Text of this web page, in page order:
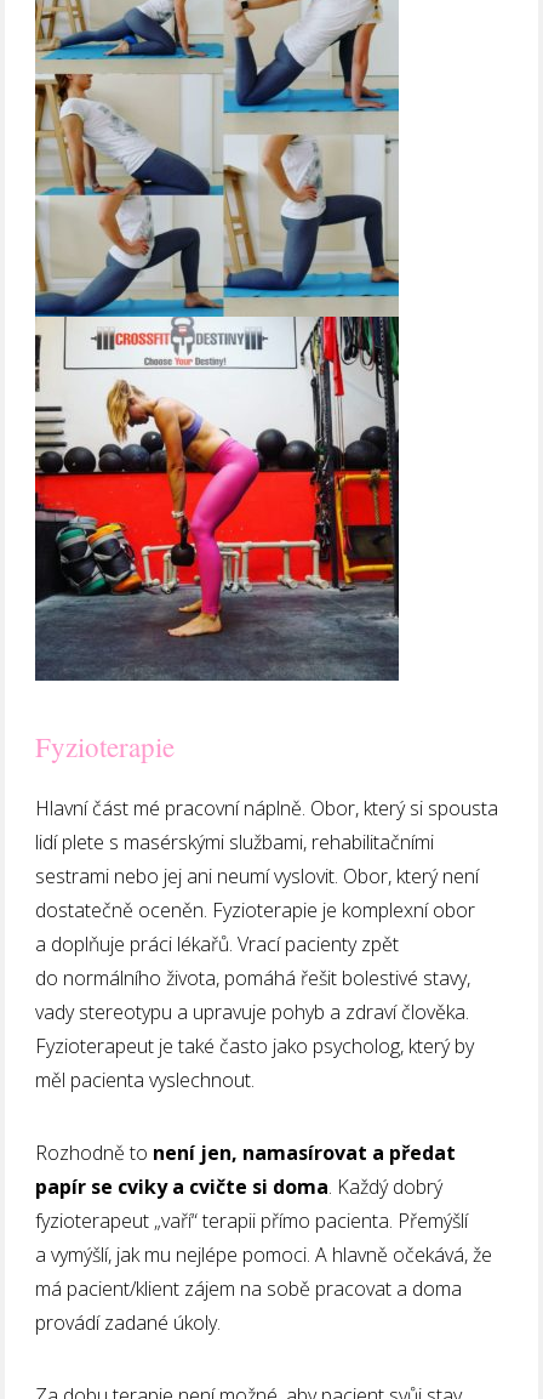
Fyzioterapie
Hlavní část mé pracovní náplně. Obor, který si spousta
lidí plete s masérskými službami, rehabilitačními
sestrami nebo jej ani neumí vyslovit. Obor, který není
dostatečně oceněn. Fyzioterapie je komplexní obor
a doplňuje práci lékařů. Vrací pacienty zpět
do normálního života, pomáhá řešit bolestivé stavy,
vady stereotypu a upravuje pohyb a zdraví člověka.
Fyzioterapeut je také často jako psycholog, který by
měl pacienta vyslechnout.
Rozhodně to není jen, namasírovat a předat
papír se cviky a cvičte si doma. Každý dobrý
fyzioterapeut „vaří“ terapii přímo pacienta. Přemýšlí
a vymýšlí, jak mu nejlépe pomoci. A hlavně očekává, že
má pacient/klient zájem na sobě pracovat a doma
provádí zadané úkoly.